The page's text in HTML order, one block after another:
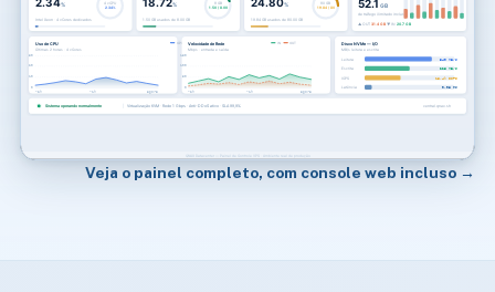
Veja o painel completo, com console web incluso →